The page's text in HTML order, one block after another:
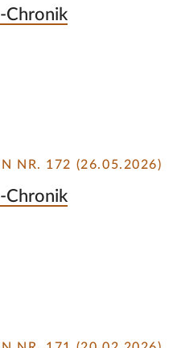
Chronik
NR. 172 (26.05.2026)
Chronik